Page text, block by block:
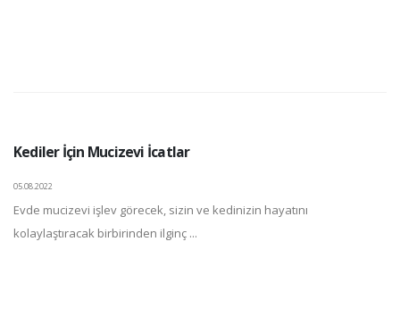
Kediler İçin Mucizevi İcatlar
05.08.2022
Evde mucizevi işlev görecek, sizin ve kedinizin hayatını
kolaylaştıracak birbirinden ilginç ...